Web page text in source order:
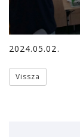
2024.05.02.
Vissza